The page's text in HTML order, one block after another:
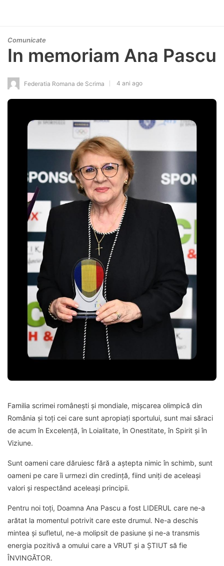
Comunicate
In memoriam Ana Pascu
Federatia Romana de Scrima 4 ani ago
Familia scrimei româneşti şi mondiale, mişcarea olimpică din
România şi toţi cei care sunt apropiaţi sportului, sunt mai săraci
de acum în Excelenţă, în Loialitate, în Onestitate, în Spirit şi în
Viziune.
Sunt oameni care dăruiesc fără a aștepta nimic în schimb, sunt
oameni pe care îi urmezi din credință, fiind uniți de aceleași
valori și respectând aceleași principii.
Pentru noi toți, Doamna Ana Pascu a fost LIDERUL care ne-a
arătat la momentul potrivit care este drumul. Ne-a deschis
mintea și sufletul, ne-a molipsit de pasiune și ne-a transmis
energia pozitivă a omului care a VRUT și a ȘTIUT să fie
ÎNVINGĂTOR.